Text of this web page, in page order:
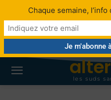
les suds
Chaque semaine,